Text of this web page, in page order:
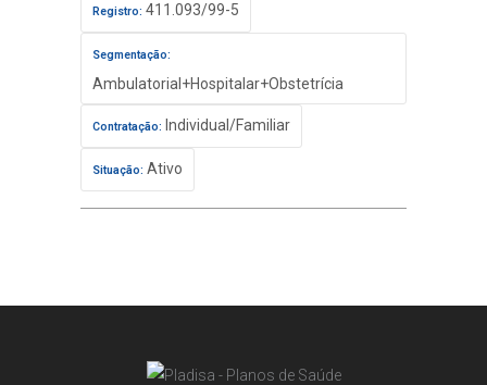
Registro: 411.093/99-5
Segmentação:
Ambulatorial+Hospitalar+Obstetrícia
Contratação: Individual/Familiar
Situação: Ativo